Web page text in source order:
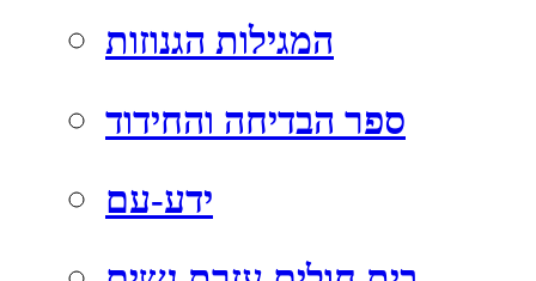
המגילות הגנוזות
ספר הבדיחה והחידוד
ידע-עם